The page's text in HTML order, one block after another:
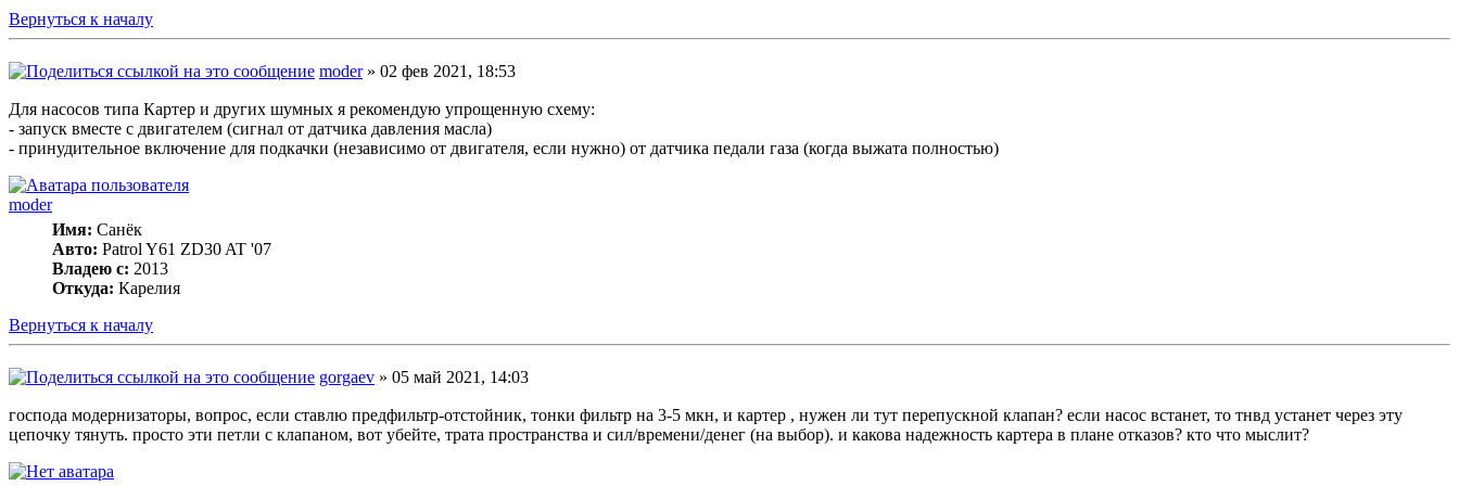
Вернуться к началу
moder» 02 фев 2021, 18:53
Для насосов типа Картер и других шумных я рекомендую упрощенную схему:
- запуск вместе с двигателем (сигнал от датчика давления масла)
- принудительное включение для подкачки (независимо от двигателя, если нужно) от датчика педали газа (когда выжата полностью)
moder
Имя: Санёк
Авто: Patrol Y61 ZD30 AT '07
Владею с: 2013
Откуда: Карелия
Вернуться к началу
gorgaev » 05 май 2021, 14:03
господа модернизаторы, вопрос, если ставлю предфильтр-отстойник, тонки фильтр на 3-5 мкн, и картер , нужен ли тут перепускной клапан? если насос встанет, то тнвд устанет через эту
цепочку тянуть. просто эти петли с клапаном, вот убейте, трата пространства и сил/времени/денег (на выбор). и какова надежность картера в плане отказов? кто что мыслит?